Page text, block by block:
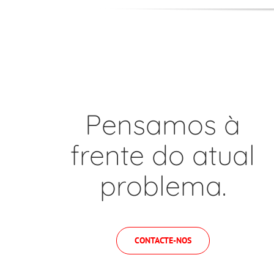
Pensamos à
frente do atual
problema.
CONTACTE-NOS